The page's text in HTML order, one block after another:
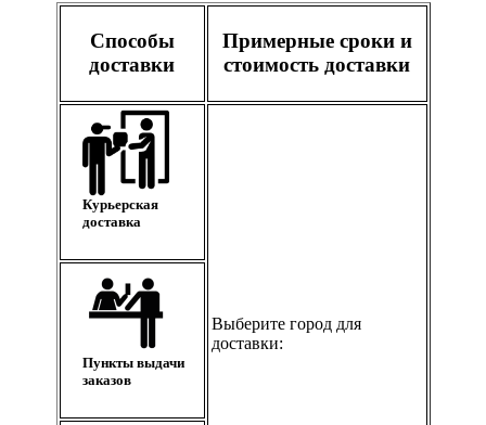
Способы
доставки
Примерные сроки и
стоимость доставки
Курьерская
доставка
Выберите город для
доставки:
Пункты выдачи
заказов